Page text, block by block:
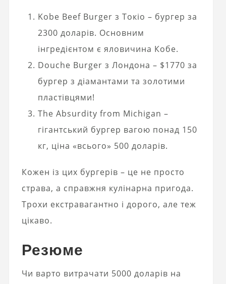
Kobe Beef Burger з Токіо – бургер за
2300 доларів. Основним
інгредієнтом є яловичина Кобе.
Douche Burger з Лондона – $1770 за
бургер з діамантами та золотими
пластівцями!
The Absurdity from Michigan –
гігантський бургер вагою понад 150
кг, ціна «всього» 500 доларів.
Кожен із цих бургерів – це не просто
страва, а справжня кулінарна пригода.
Трохи екстравагантно і дорого, але теж
цікаво.
Резюме
Чи варто витрачати 5000 доларів на